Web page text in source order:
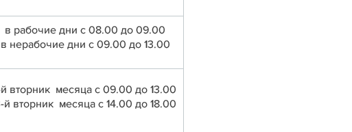
в рабочие дни с 08.00 до 09.00
в нерабочие дни с 09.00 до 13.00
й вторник месяца с 09.00 до 13.00
й вторник месяца с 14.00 до 18.00